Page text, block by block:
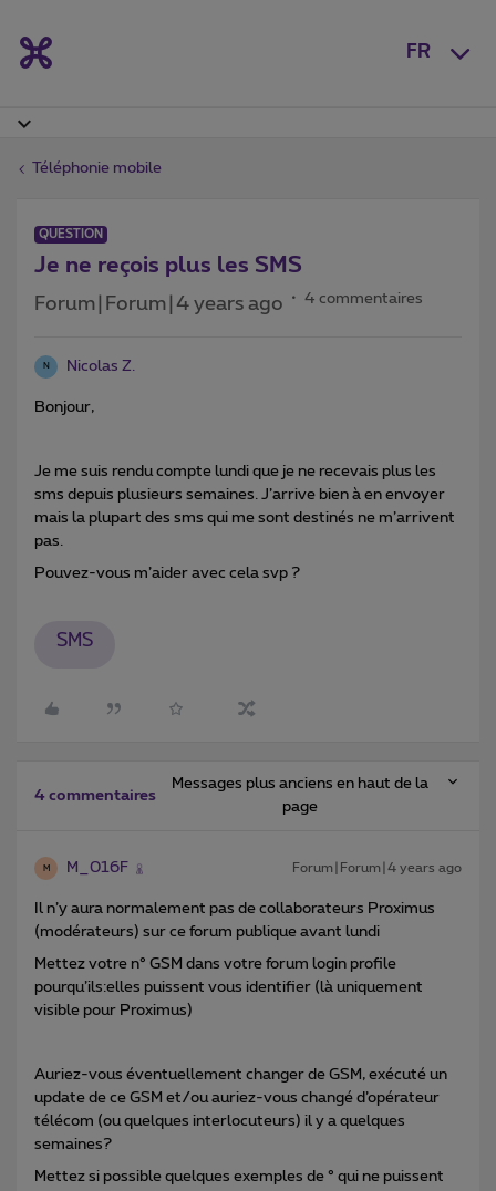
FR
Téléphonie mobile
QUESTION
Je ne reçois plus les SMS
Forum|Forum|4 years ago 4 commentaires
N Nicolas Z.
Bonjour,
Je me suis rendu compte lundi que je ne recevais plus les
sms depuis plusieurs semaines. J’arrive bien à en envoyer
mais la plupart des sms qui me sont destinés ne m’arrivent
pas.
Pouvez-vous m’aider avec cela svp ?
SMS
4 commentaires
Messages plus anciens en haut de la
page
M M_016F Forum|Forum|4 years ago
Il n’y aura normalement pas de collaborateurs Proximus
(modérateurs) sur ce forum publique avant lundi
Mettez votre n° GSM dans votre forum login profile
pourqu’ils:elles puissent vous identifier (là uniquement
visible pour Proximus)
Auriez-vous éventuellement changer de GSM, exécuté un
update de ce GSM et/ou auriez-vous changé d’opérateur
télécom (ou quelques interlocuteurs) il y a quelques
semaines?
Mettez si possible quelques exemples de ° qui ne puissent